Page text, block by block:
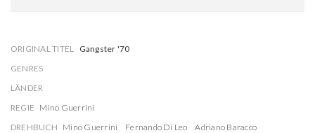
ORIGINAL TITEL Gangster '70
GENRES
LÄNDER
REGIE Mino Guerrini
DREHBUCH Mino Guerrini Fernando Di Leo
Adriano Baracco